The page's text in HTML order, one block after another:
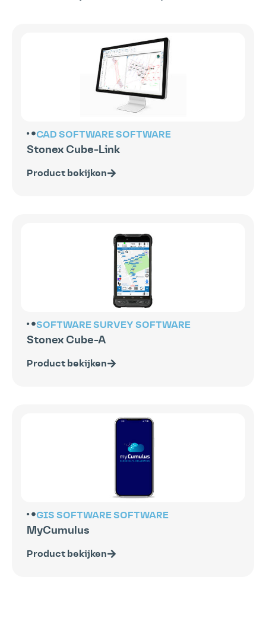
CAD SOFTWARESOFTWARE
Stonex Cube-Link
Product bekijken
SOFTWARESURVEY SOFTWARE
Stonex Cube-A
Product bekijken
GIS SOFTWARESOFTWARE
MyCumulus
Product bekijken